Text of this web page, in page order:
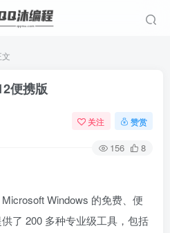
文
便携版
关注 赞赏
156 8
Windows 的免费、便
了 200 多种专业级工具，包括